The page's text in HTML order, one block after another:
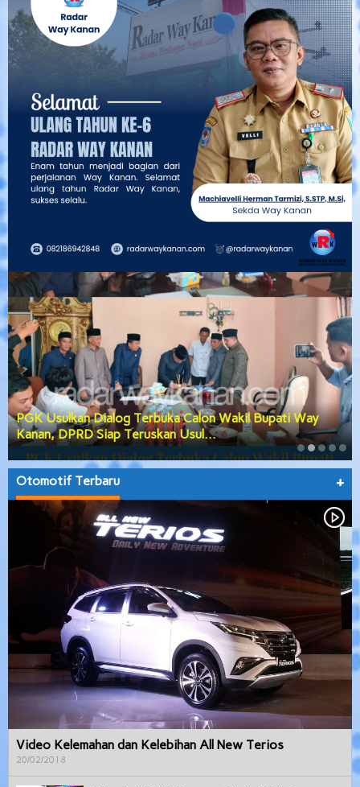
PGK Usulkan Dialog Terbuka Calon Wakil Bupati Way
Kanan, DPRD Siap Teruskan Usul…
Otomotif Terbaru +
Video Kelemahan dan Kelebihan All New Terios
20/02/2018